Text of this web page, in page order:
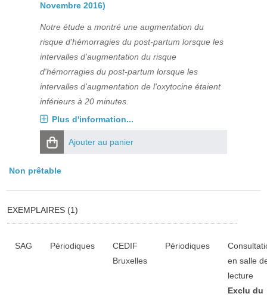
Novembre 2016)
Notre étude a montré une augmentation du
risque d'hémorragies du post-partum lorsque les
intervalles d'augmentation du risque
d'hémorragies du post-partum lorsque les
intervalles d'augmentation de l'oxytocine étaient
inférieurs à 20 minutes.
Plus d'information...
Ajouter au panier
Non prêtable
EXEMPLAIRES (1)
SAG
Périodiques
CEDIF
Bruxelles
Périodiques
en salle
lecture
Exclu du